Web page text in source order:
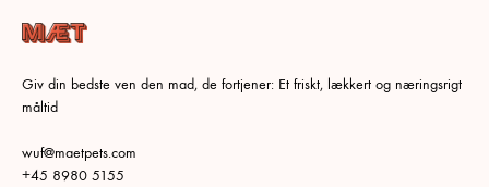
Giv din bedste ven den mad, de fortjener: Et friskt, lækkert og næringsrigt
måltid
wuf@maetpets.com
+45 8980 5155